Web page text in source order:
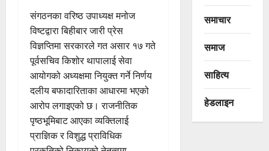
संगठनका वरिष्ठ उपाध्यक्ष मनोज
विष्टद्वारा बिहीबार जारी प्रेस
विज्ञप्तिमा सरकारले गत असार १७ गते
पूर्वसचिव किशोर थापालाई सेवा
आयोगको अध्यक्षमा नियुक्त गर्ने निर्णय
दलीय बफादारिताका आधारमा भएको
आरोप लगाइएको छ। राजनीतिक
पृष्ठभूमिबाट आएका व्यक्तिलाई
प्राज्ञिक र विशुद्ध प्राविधिक
समाचार
समाज
साहित्य
हेडलाइन